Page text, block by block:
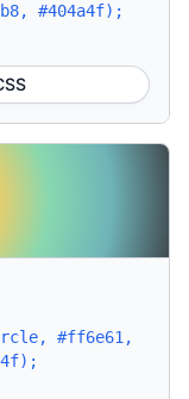
#404a4f);
#ff6e61,